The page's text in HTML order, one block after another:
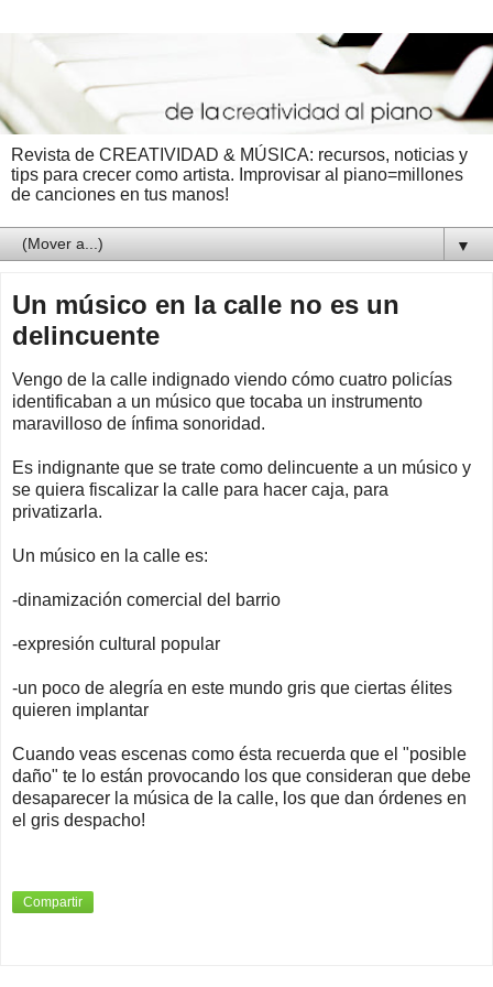
Revista de CREATIVIDAD & MÚSICA: recursos, noticias y
tips para crecer como artista. Improvisar al piano=millones
de canciones en tus manos!
▼
Un músico en la calle no es un
delincuente
Vengo de la calle indignado viendo cómo cuatro policías
identificaban a un músico que tocaba un instrumento
maravilloso de ínfima sonoridad.
Es indignante que se trate como delincuente a un músico y
se quiera fiscalizar la calle para hacer caja, para
privatizarla.
Un músico en la calle es:
-dinamización comercial del barrio
-expresión cultural popular
-un poco de alegría en este mundo gris que ciertas élites
quieren implantar
Cuando veas escenas como ésta recuerda que el "posible
daño" te lo están provocando los que consideran que debe
desaparecer la música de la calle, los que dan órdenes en
el gris despacho!
Compartir